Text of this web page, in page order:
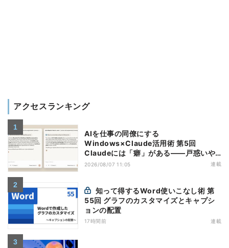
アクセスランキング
AIを仕事の同僚にする
Windows×Claude活用術 第5回
Claudeには「癖」がある――戸惑いや
すい7つの仕様
2026/08/07 11:05 連載
55回 グラフのカスタマイズとキャプシ
ョンの配置
17時間前 連載